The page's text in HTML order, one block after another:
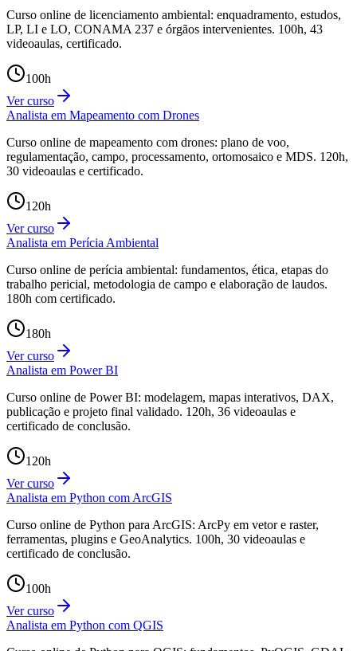
Curso online de licenciamento ambiental: enquadramento, estudos,
LP, LI e LO, CONAMA 237 e órgãos intervenientes. 100h, 43
videoaulas, certificado.
100h
Ver curso
Analista em Mapeamento com Drones
Curso online de mapeamento com drones: plano de voo,
regulamentação, campo, processamento, ortomosaico e MDS. 120h,
30 videoaulas e certificado.
120h
Ver curso
Analista em Perícia Ambiental
Curso online de perícia ambiental: fundamentos, ética, etapas do
trabalho pericial, metodologia de campo e elaboração de laudos.
180h com certificado.
180h
Ver curso
Analista em Power BI
Curso online de Power BI: modelagem, mapas interativos, DAX,
publicação e projeto final validado. 120h, 36 videoaulas e
certificado de conclusão.
120h
Ver curso
Analista em Python com ArcGIS
Curso online de Python para ArcGIS: ArcPy em vetor e raster,
ferramentas, plugins e GeoAnalytics. 100h, 30 videoaulas e
certificado de conclusão.
100h
Ver curso
Analista em Python com QGIS